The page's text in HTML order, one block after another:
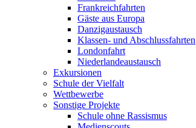
Frankreichfahrten
Gäste aus Europa
Danzigaustausch
Klassen- und Abschlussfahrten
Londonfahrt
Niederlandeaustausch
Exkursionen
Schule der Vielfalt
Wettbewerbe
Sonstige Projekte
Schule ohne Rassismus